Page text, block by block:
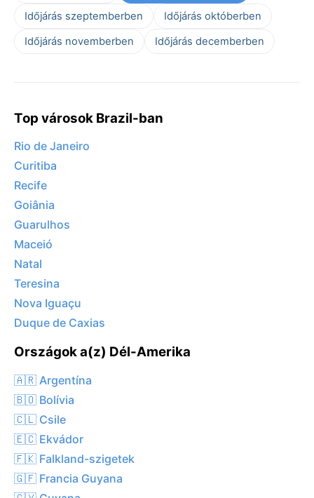
Időjárás szeptemberben
Időjárás októberben
Időjárás novemberben
Időjárás decemberben
Top városok Brazil-ban
Rio de Janeiro
Curitiba
Recife
Goiânia
Guarulhos
Maceió
Natal
Teresina
Nova Iguaçu
Duque de Caxias
Országok a(z) Dél-Amerika
🇦🇷 Argentína
🇧🇴 Bolívia
🇨🇱 Csile
🇪🇨 Ekvádor
🇫🇰 Falkland-szigetek
🇬🇫 Francia Guyana